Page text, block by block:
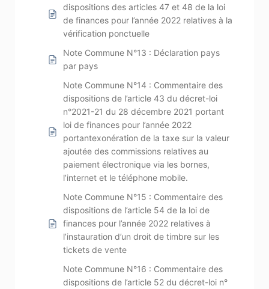
dispositions des articles 47 et 48 de la loi
de finances pour l’année 2022 relatives à la
vérification ponctuelle
Note Commune N°13 : Déclaration pays
par pays
Note Commune N°14 : Commentaire des
dispositions de l’article 43 du décret-loi
n°2021-21 du 28 décembre 2021 portant
loi de finances pour l’année 2022
portantexonération de la taxe sur la valeur
ajoutée des commissions relatives au
paiement électronique via les bornes,
l’internet et le téléphone mobile.
Note Commune N°15 : Commentaire des
dispositions de l’article 54 de la loi de
finances pour l’année 2022 relatives à
l’instauration d’un droit de timbre sur les
tickets de vente
Note Commune N°16 : Commentaire des
dispositions de l’article 52 du décret-loi n°